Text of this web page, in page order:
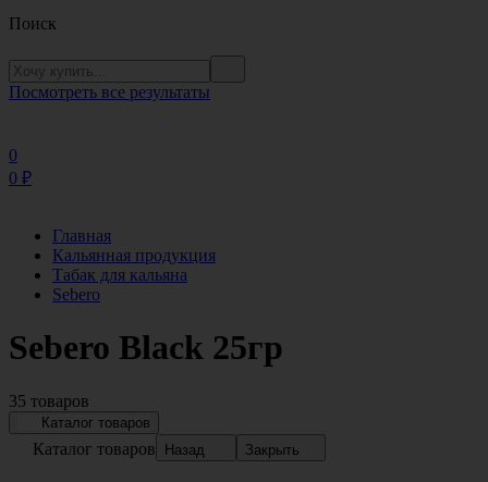
Поиск
Посмотреть все результаты
0
0 ₽
Главная
Кальянная продукция
Табак для кальяна
Sebero
Sebero Black 25гр
35 товаров
Каталог товаров
Каталог товаров Назад Закрыть